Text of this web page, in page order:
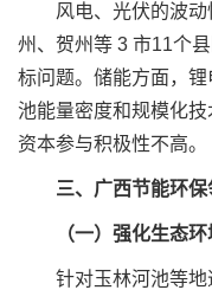
风电、光伏的波动
州、贺州等 3 市11个
标问题。储能方面，
池能量密度和规模化
资本参与积极性不高。
三、广西节能环
（一）强化生态
针对玉林河池等地